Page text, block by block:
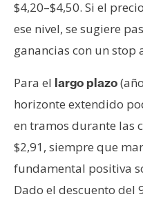
$4,20–$4,50. Si el
ese nivel, se sugiere
ganancias con un stop
Para el largo plazo
horizonte extendido
en tramos durante las
$2,91, siempre que
fundamental positiva
Dado el descuento del